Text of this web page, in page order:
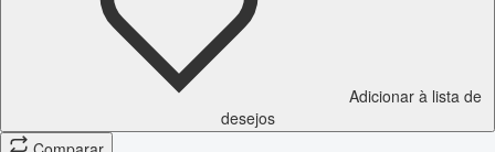
Adicionar à lista de
desejos